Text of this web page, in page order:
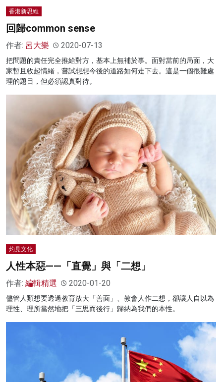
香港新思維
回歸common sense
作者: 呂大樂 2020-07-13
把問題的責任完全推給對方，基本上無補於事。面對當前的局面，大
家暫且收起情緒，嘗試想想今後的道路如何走下去。這是一個很難處
理的題目，但必須認真對待。
灼見文化
人性本惡——「直覺」與「二想」
作者: 編輯精選 2020-01-20
儘管人類想要透過教育放大「善面」、教會人作二想，卻讓人自以為
理性、理所當然地把「三思而後行」歸納為我們的本性。